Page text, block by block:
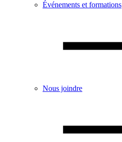
Événements et formations
Nous joindre